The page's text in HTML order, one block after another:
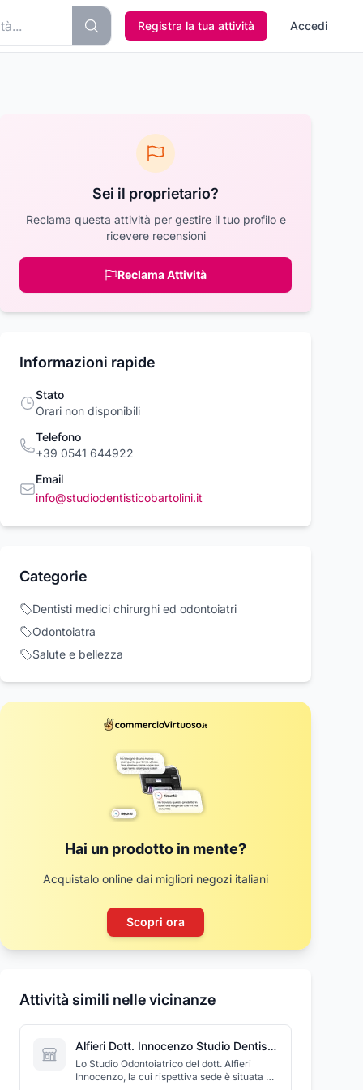
Registra la tua attività Accedi
€
Acquista ora
218,50 €
Sei il proprietario?
Reclama questa attività per gestire il tuo profilo e
ricevere recensioni
Reclama Attività
Informazioni rapide
Stato
Orari non disponibili
Telefono
+39 0541 644922
Email
info@studiodentisticobartolini.it
Categorie
Dentisti medici chirurghi ed odontoiatri
Odontoiatra
Salute e bellezza
Hai un prodotto in mente?
Acquistalo online dai migliori negozi italiani
Scopri ora
Attività simili nelle vicinanze
Alfieri Dott. Innocenzo Studio Dentistico
Lo Studio Odontoiatrico del dott. Alfieri
Innocenzo, la cui rispettiva sede è situata a